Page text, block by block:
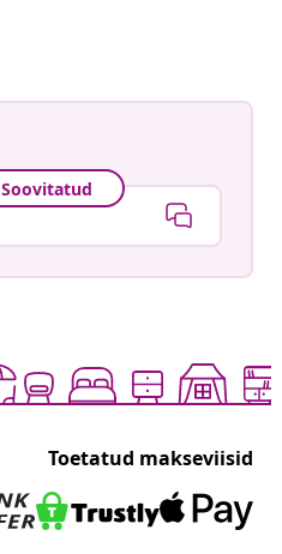
Soovitatud
Toetatud makseviisid